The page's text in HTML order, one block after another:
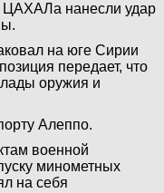
ЦАХАЛа нанесли удар
на юге Сирии
передает, что
оружия и
Алеппо.
военной
минометных
на себя